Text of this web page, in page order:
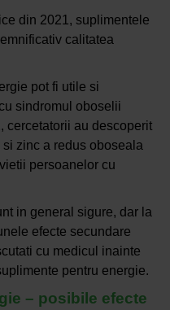
din 2021, suplimentele
calitatea
pot fi utile si
sindromul oboselii
cercetatorii au descoperit
zinc a redus oboseala
persoanelor cu
in general sigure, dar la
efecte secundare
cu medicul inainte
pentru energie.
– posibile efecte